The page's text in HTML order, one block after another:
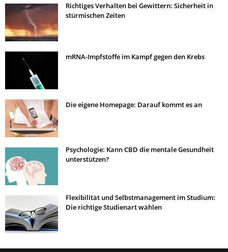
Richtiges Verhalten bei Gewittern: Sicherheit in
stürmischen Zeiten
mRNA-Impfstoffe im Kampf gegen den Krebs
Die eigene Homepage: Darauf kommt es an
Psychologie: Kann CBD die mentale Gesundheit
unterstützen?
Flexibilität und Selbstmanagement im Studium:
Die richtige Studienart wählen